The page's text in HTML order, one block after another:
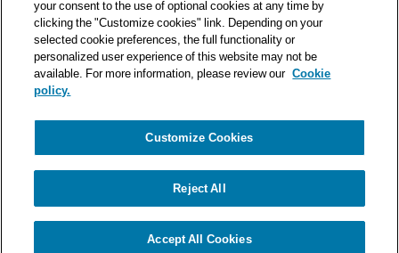
Deloitte Société d’Avocats décline toute responsabilité relative
aux éventuelles erreurs et omissions qu’ils pourraient contenir.​
Politique de confidentialité
Mentions légales
© Deloitte Société d’Avocats. Une entité du réseau Deloitte.
your consent to the use of optional cookies at any time by
clicking the "Customize cookies" link. Depending on your
selected cookie preferences, the full functionality or
personalized user experience of this website may not be
available. For more information, please review our Cookie
policy.
Customize Cookies
Reject All
Accept All Cookies